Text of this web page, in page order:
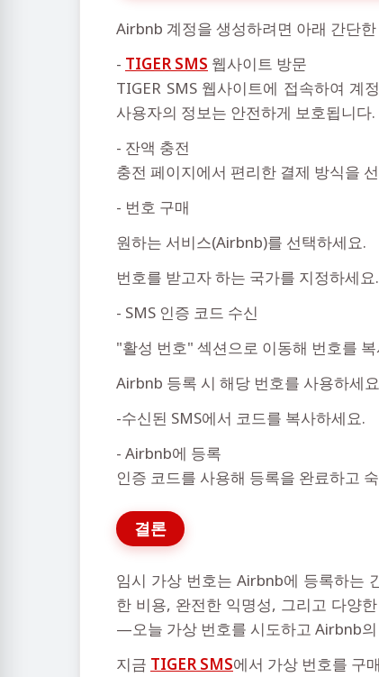
Airbnb 계정을 생성하려면 아래 간단
- TIGER SMS 웹사이트 방문
TIGER SMS 웹사이트에 접속하여 계
사용자의 정보는 안전하게 보호됩니다.
- 잔액 충전
충전 페이지에서 편리한 결제 방식을
- 번호 구매
원하는 서비스(Airbnb)를 선택하세요.
번호를 받고자 하는 국가를 지정하세요.
- SMS 인증 코드 수신
"활성 번호" 섹션으로 이동해 번호를
Airbnb 등록 시 해당 번호를 사용하세
-수신된 SMS에서 코드를 복사하세요.
- Airbnb에 등록
인증 코드를 사용해 등록을 완료하고
결론
임시 가상 번호는 Airbnb에 등록하는
한 비용, 완전한 익명성, 그리고 다양
—오늘 가상 번호를 시도하고 Airbnb
지금 TIGER SMS에서 가상 번호를 구